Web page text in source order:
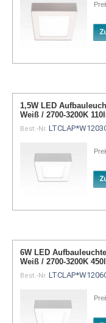
1,5W LED
Weiß / 2700-3200K
Best.-Nr.
6W LED
Weiß / 2700-3200K
Best.-Nr.